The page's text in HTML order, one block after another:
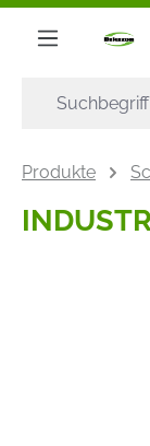
springen
Produkte